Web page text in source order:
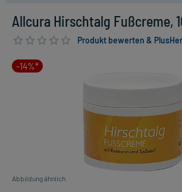
Allcura Hirschtalg Fußcreme,
Produkt bewerten &
-14%*
Abbildung ähnlich